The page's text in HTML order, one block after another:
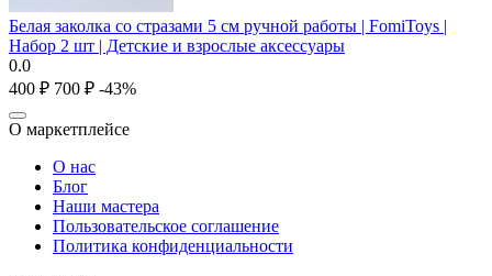
Белая заколка со стразами 5 см ручной работы | FomiToys |
Набор 2 шт | Детские и взрослые аксессуары
0.0
‍400‍ ₽ ‍700‍ ₽ -43%
О маркетплейсе
О нас
Блог
Наши мастера
Пользовательское соглашение
Политика конфиденциальности